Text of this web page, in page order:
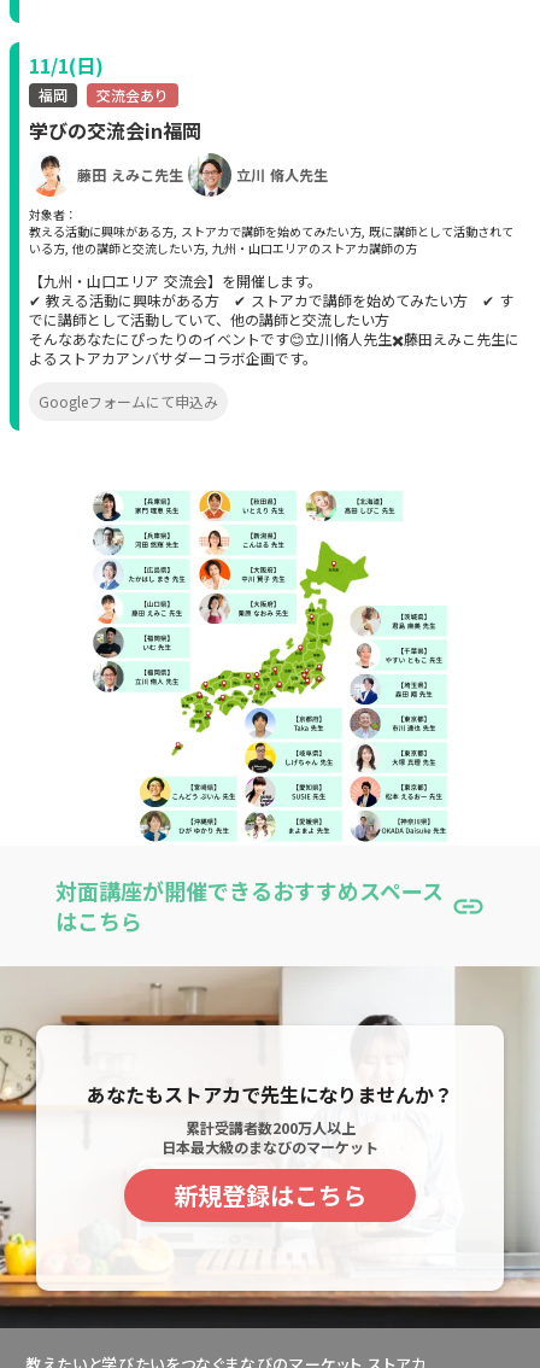
11/1(日)
福岡 交流会あり
学びの交流会in福岡
藤田 えみこ先生 立川 脩人先生
対象者：
教える活動に興味がある方, ストアカで講師を始めてみたい方, 既に講師として活動されて
いる方, 他の講師と交流したい方, 九州・山口エリアのストアカ講師の方
【九州・山口エリア 交流会】を開催します。
✔ 教える活動に興味がある方 ✔ ストアカで講師を始めてみたい方 ✔ す
でに講師として活動していて、他の講師と交流したい方
そんなあなたにぴったりのイベントです😊立川脩人先生✖️藤田えみこ先生に
よるストアカアンバサダーコラボ企画です。
Googleフォームにて申込み
対面講座が開催できるおすすめスペース
はこちら
link
あなたもストアカで先生になりませんか？
累計受講者数200万人以上
日本最大級のまなびのマーケット
新規登録はこちら
教えたいと学びたいをつなぐまなびのマーケット ストアカ